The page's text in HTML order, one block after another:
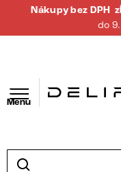
Nákupy bez DPH
do
Menu